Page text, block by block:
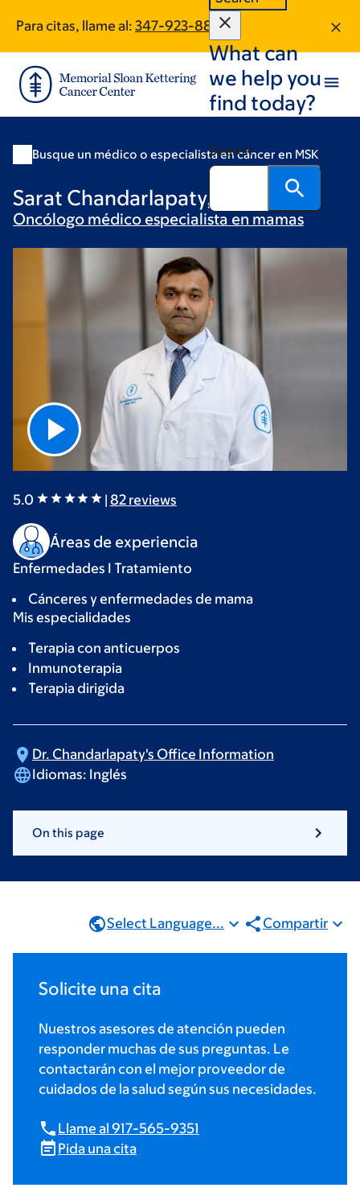
main
content
footer
Para citas, llame al: 347-923-8894
What can
we help you
find today?
Search
Busque un médico o especialista en cáncer en MSK
Sarat Chandarlapaty, MD, PhD
Oncólogo médico especialista en mamas
5.0 | 82reviews
Áreas de experiencia
Enfermedades I Tratamiento
Cánceres y enfermedades de mama
Mis especialidades
Terapia con anticuerpos
Inmunoterapia
Terapia dirigida
Dr. Chandarlapaty's Office Information
Idiomas: Inglés
On this page
Select Language... Compartir
Solicite una cita
Nuestros asesores de atención pueden
responder muchas de sus preguntas. Le
contactarán con el mejor proveedor de
cuidados de la salud según sus necesidades.
Llame al 917-565-9351
Pida una cita